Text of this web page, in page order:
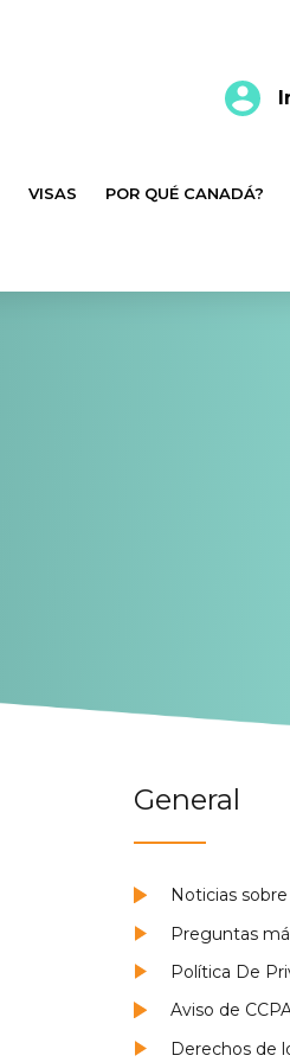
VISAS POR QUÉ CANADÁ?
General
Noticias
Preguntas
Política De
Aviso de
Derechos de